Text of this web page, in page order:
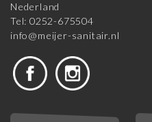
Nederland
Tel: 0252-675504
info@meijer-sanitair.nl